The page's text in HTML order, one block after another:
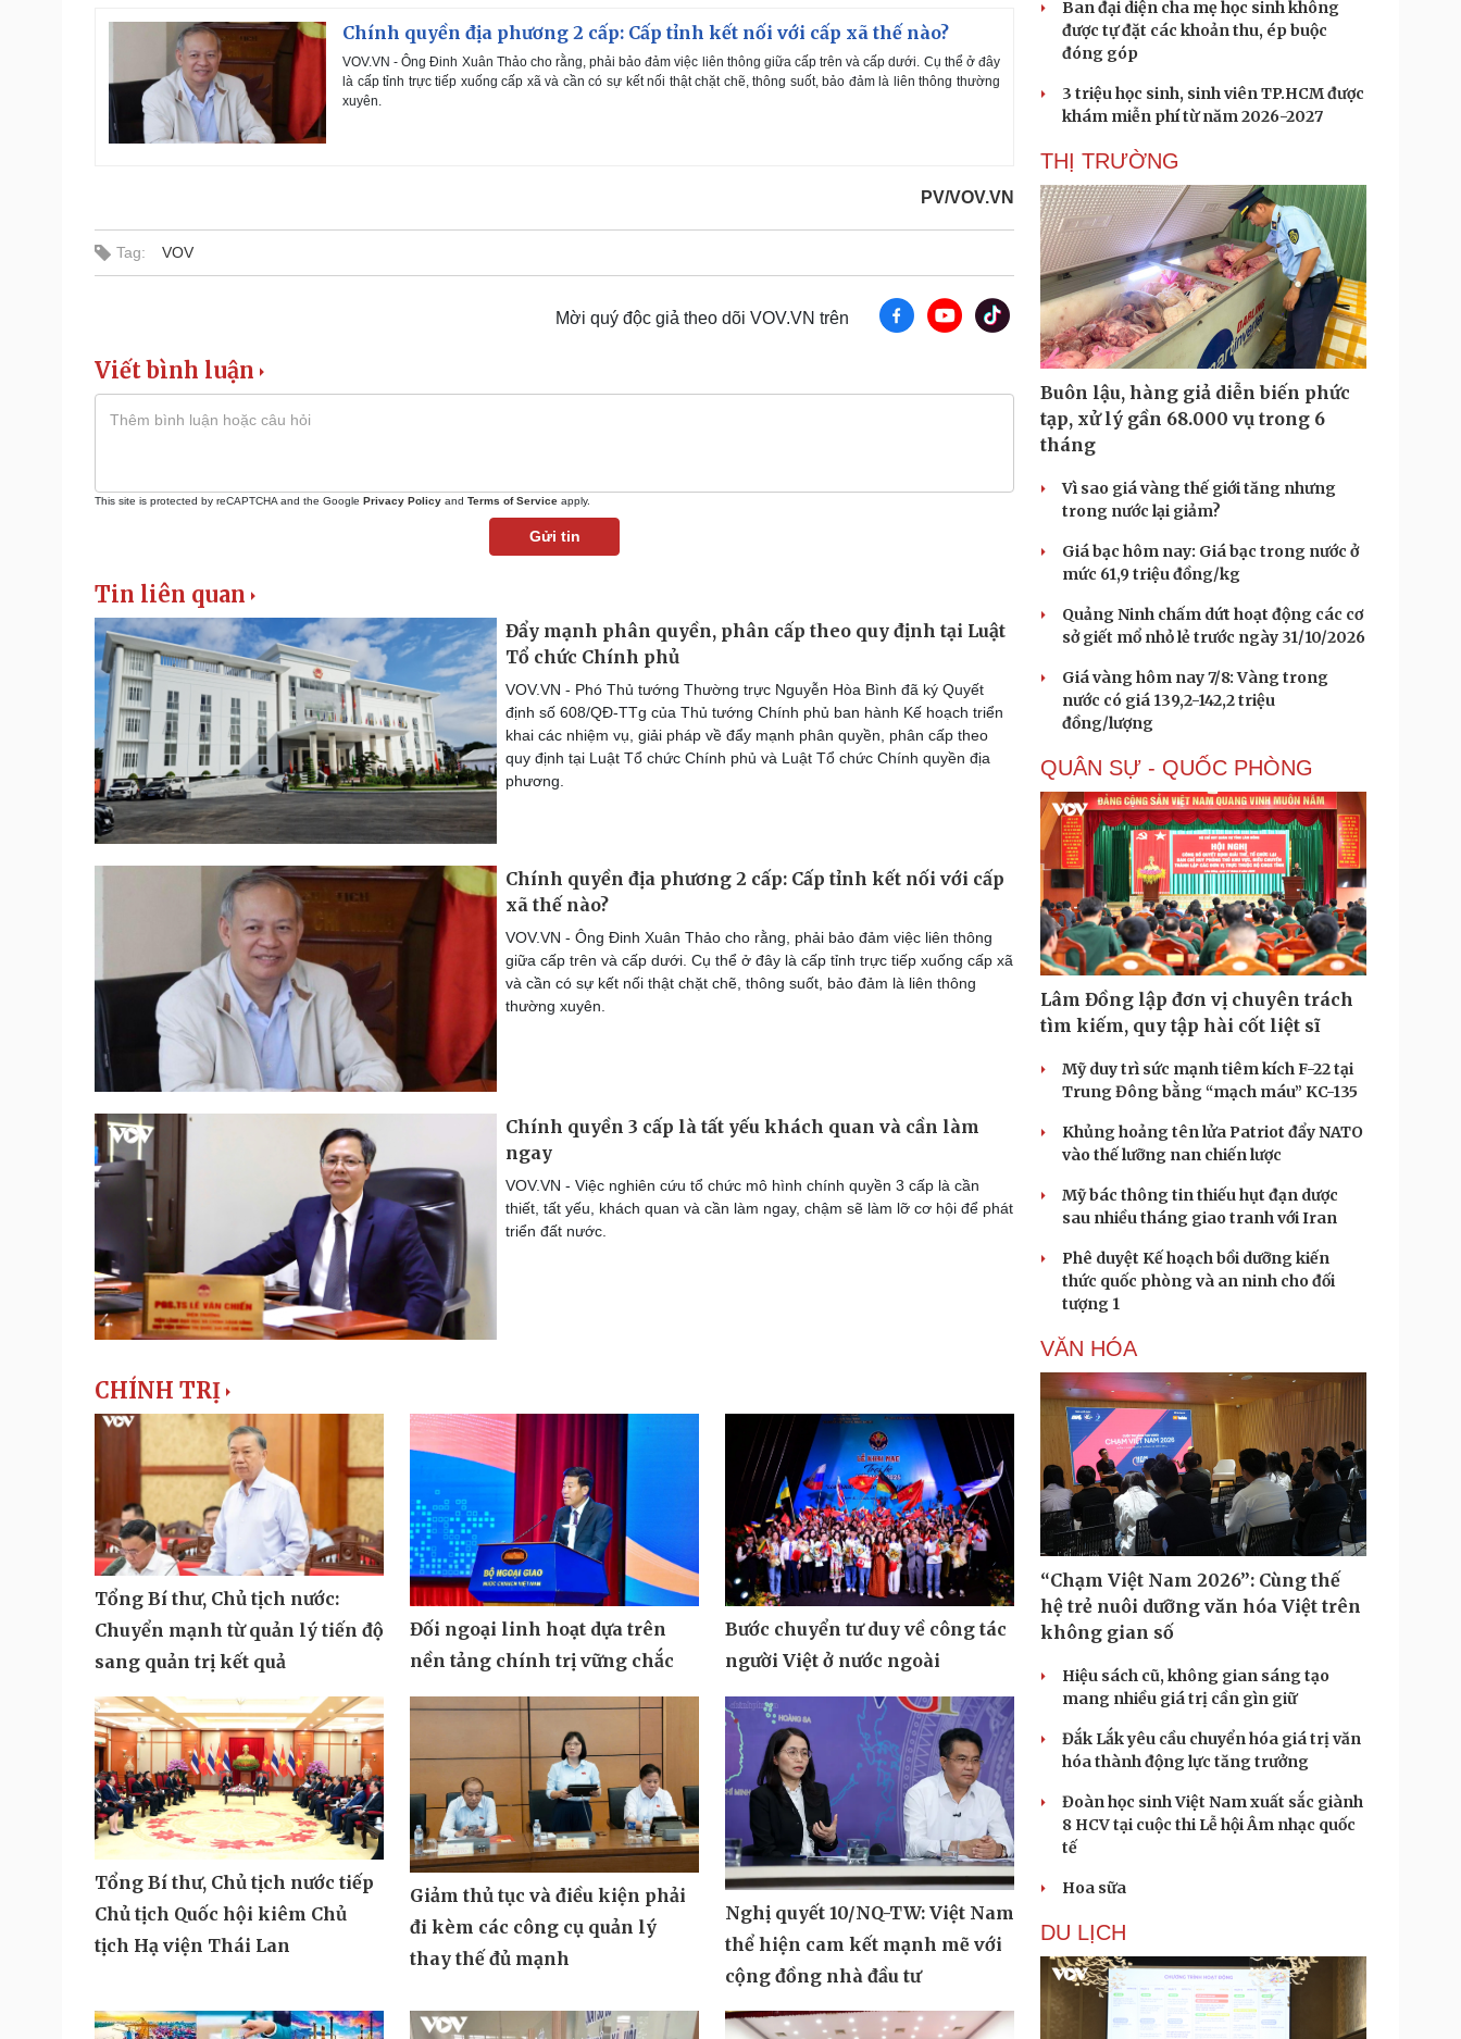
Chính quyền địa phương 2 cấp: Cấp tỉnh kết nối với cấp xã thế nào?
VOV.VN - Ông Đinh Xuân Thảo cho rằng, phải bảo đảm việc liên thông giữa cấp trên và cấp dưới. Cụ thể ở đây
là cấp tỉnh trực tiếp xuống cấp xã và cần có sự kết nối thật chặt chẽ, thông suốt, bảo đảm là liên thông thường
xuyên.
PV/VOV.VN
Tag: VOV
Mời quý độc giả theo dõi VOV.VN trên
Viết bình luận
This site is protected by reCAPTCHA and the Google Privacy Policy and Terms of Service apply.
Gửi tin
Tin liên quan
Đẩy mạnh phân quyền, phân cấp theo quy định tại Luật
Tổ chức Chính phủ
VOV.VN - Phó Thủ tướng Thường trực Nguyễn Hòa Bình đã ký Quyết
định số 608/QĐ-TTg của Thủ tướng Chính phủ ban hành Kế hoạch triển
khai các nhiệm vụ, giải pháp về đẩy mạnh phân quyền, phân cấp theo
quy định tại Luật Tổ chức Chính phủ và Luật Tổ chức Chính quyền địa
phương.
Chính quyền địa phương 2 cấp: Cấp tỉnh kết nối với cấp
xã thế nào?
VOV.VN - Ông Đinh Xuân Thảo cho rằng, phải bảo đảm việc liên thông
giữa cấp trên và cấp dưới. Cụ thể ở đây là cấp tỉnh trực tiếp xuống cấp xã
và cần có sự kết nối thật chặt chẽ, thông suốt, bảo đảm là liên thông
thường xuyên.
Chính quyền 3 cấp là tất yếu khách quan và cần làm
ngay
VOV.VN - Việc nghiên cứu tổ chức mô hình chính quyền 3 cấp là cần
thiết, tất yếu, khách quan và cần làm ngay, chậm sẽ làm lỡ cơ hội để phát
triển đất nước.
CHÍNH TRỊ
Tổng Bí thư, Chủ tịch nước:
Chuyển mạnh từ quản lý tiến độ
sang quản trị kết quả
Đối ngoại linh hoạt dựa trên
nền tảng chính trị vững chắc
Bước chuyển tư duy về công tác
người Việt ở nước ngoài
Tổng Bí thư, Chủ tịch nước tiếp
Chủ tịch Quốc hội kiêm Chủ
tịch Hạ viện Thái Lan
Giảm thủ tục và điều kiện phải
đi kèm các công cụ quản lý
thay thế đủ mạnh
Nghị quyết 10/NQ-TW: Việt Nam
thể hiện cam kết mạnh mẽ với
cộng đồng nhà đầu tư
Ban đại diện cha mẹ học sinh không
được tự đặt các khoản thu, ép buộc
đóng góp
3 triệu học sinh, sinh viên TP.HCM được
khám miễn phí từ năm 2026-2027
THỊ TRƯỜNG
Buôn lậu, hàng giả diễn biến phức
tạp, xử lý gần 68.000 vụ trong 6
tháng
Vì sao giá vàng thế giới tăng nhưng
trong nước lại giảm?
Giá bạc hôm nay: Giá bạc trong nước ở
mức 61,9 triệu đồng/kg
Quảng Ninh chấm dứt hoạt động các cơ
sở giết mổ nhỏ lẻ trước ngày 31/10/2026
Giá vàng hôm nay 7/8: Vàng trong
nước có giá 139,2-142,2 triệu
đồng/lượng
QUÂN SỰ - QUỐC PHÒNG
Lâm Đồng lập đơn vị chuyên trách
tìm kiếm, quy tập hài cốt liệt sĩ
Mỹ duy trì sức mạnh tiêm kích F-22 tại
Trung Đông bằng “mạch máu” KC-135
Khủng hoảng tên lửa Patriot đẩy NATO
vào thế lưỡng nan chiến lược
Mỹ bác thông tin thiếu hụt đạn dược
sau nhiều tháng giao tranh với Iran
Phê duyệt Kế hoạch bồi dưỡng kiến
thức quốc phòng và an ninh cho đối
tượng 1
VĂN HÓA
“Chạm Việt Nam 2026”: Cùng thế
hệ trẻ nuôi dưỡng văn hóa Việt trên
không gian số
Hiệu sách cũ, không gian sáng tạo
mang nhiều giá trị cần gìn giữ
Đắk Lắk yêu cầu chuyển hóa giá trị văn
hóa thành động lực tăng trưởng
Đoàn học sinh Việt Nam xuất sắc giành
8 HCV tại cuộc thi Lễ hội Âm nhạc quốc
tế
Hoa sữa
DU LỊCH